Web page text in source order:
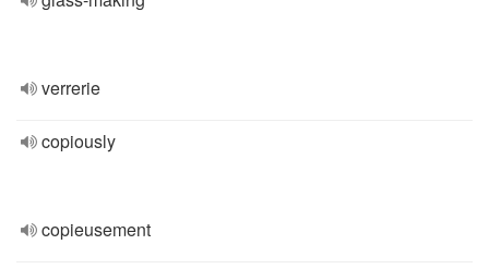
verrerie
copiously
copieusement